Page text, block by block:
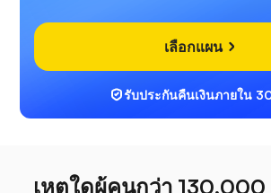
เลือกแผน
รับประกันคืนเงินภายใน
เหตุใดผู้คนกว่า 130,000